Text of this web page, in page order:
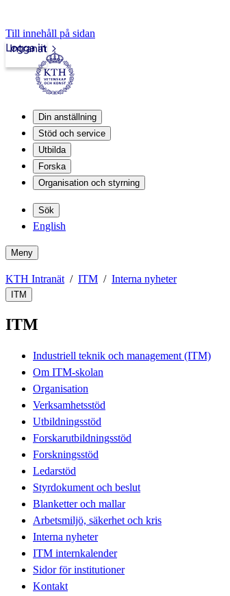
Till innehåll på sidan
Intranät
Logga in
Din anställning
Stöd och service
Utbilda
Forska
Organisation och styrning
Sök
English
Meny
KTH Intranät ITM Interna nyheter
ITM
ITM
Industriell teknik och management (ITM)
Om ITM-skolan
Organisation
Verksamhetsstöd
Utbildningsstöd
Forskarutbildningsstöd
Forskningsstöd
Ledarstöd
Styrdokument och beslut
Blanketter och mallar
Arbetsmiljö, säkerhet och kris
Interna nyheter
ITM internkalender
Sidor för institutioner
Kontakt